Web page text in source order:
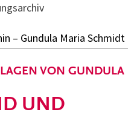
– Gundula Maria Schmidt
UND
VON GUNDULA